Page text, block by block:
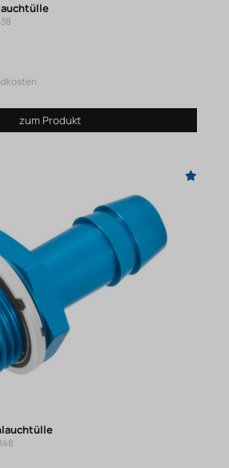
zum Produkt